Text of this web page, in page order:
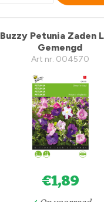
Buzzy Petunia Zaden
Gemengd
Art nr. 004570
€1,89